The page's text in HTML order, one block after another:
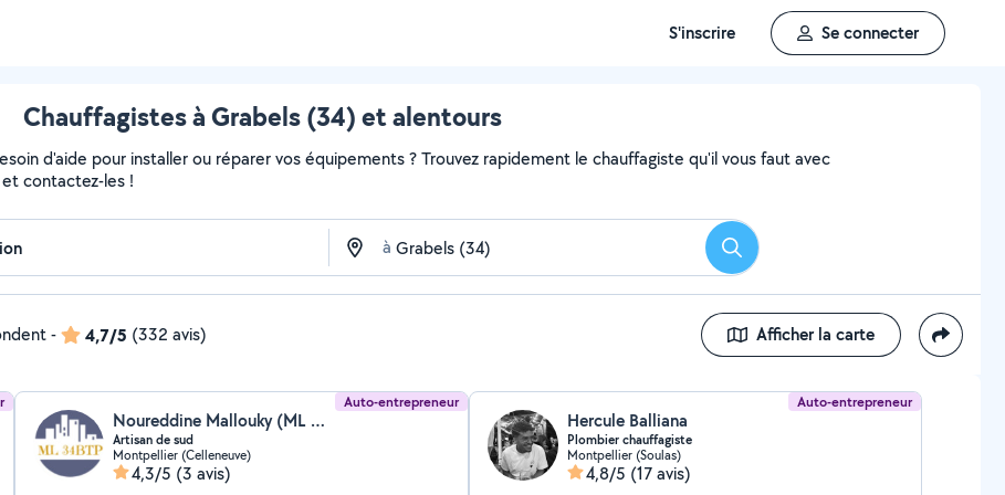
S'inscrire Se connecter
Chauffagistes à Grabels (34) et alentours
d'aide pour installer ou réparer vos équipements ? Trouvez rapidement le chauffagiste qu'il vous faut avec
et contactez-les !
à Rechercher
- 4,7/5 (332 avis) Afficher la carte
Auto-entrepreneur
Noureddine Mallouky (ML 34BTP)
Artisan de sud
Montpellier (Celleneuve)
4,3/5 (3 avis)
Auto-entrepreneur
Hercule Balliana
Plombier chauffagiste
Montpellier (Soulas)
4,8/5 (17 avis)